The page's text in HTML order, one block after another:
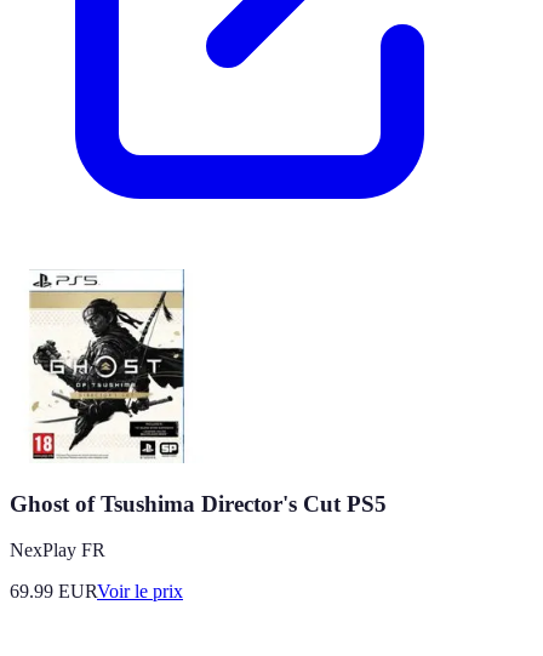
Ghost of Tsushima Director's Cut PS5
NexPlay FR
69.99 EURVoir le prix